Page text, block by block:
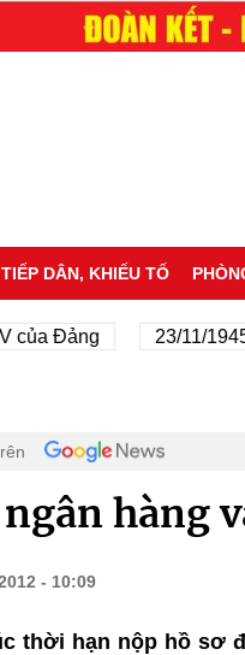
TIẾP DÂN, KHIẾU TỐ
Đảng 23/11/1945 -
hàng
- 10:09
thời hạn nộp hồ sơ